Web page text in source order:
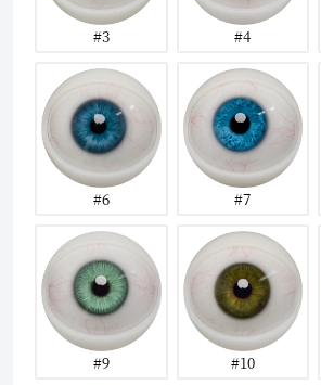
#3 #4
#6 #7
#9 #10